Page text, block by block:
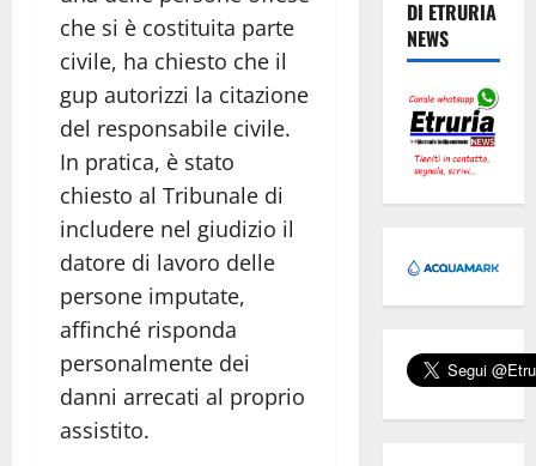
che si è costituita parte
civile, ha chiesto che il
gup autorizzi la citazione
del responsabile civile.
In pratica, è stato
chiesto al Tribunale di
includere nel giudizio il
datore di lavoro delle
persone imputate,
affinché risponda
personalmente dei
danni arrecati al proprio
assistito.
DI ETRURIA
NEWS